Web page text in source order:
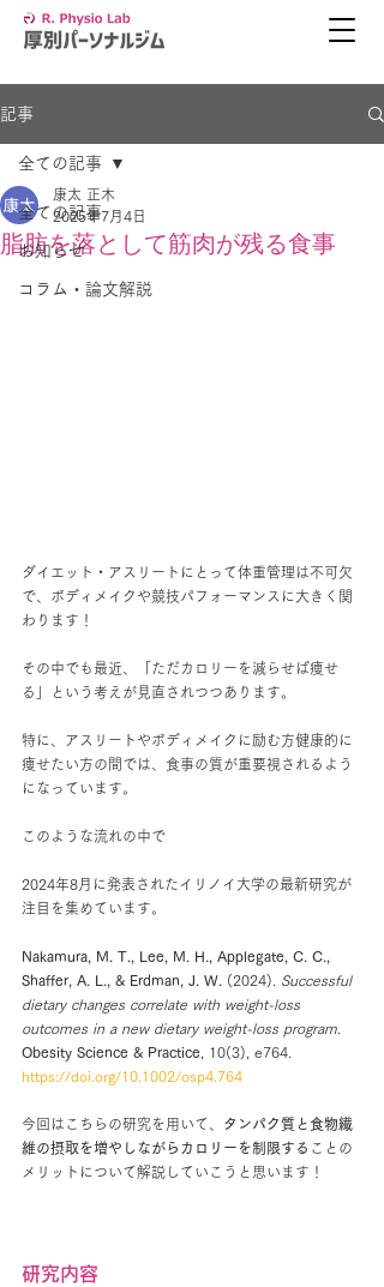
記事
全ての記事
お知らせ
コラム・論文解説
全ての記事
脂肪を落として筋肉が残る食事
康太 正木
2025年7月4日
ダイエット・アスリートにとって体重管理は不可欠
で、ボディメイクや競技パフォーマンスに大きく関
わります！
その中でも最近、「ただカロリーを減らせば痩せ
る」という考えが見直されつつあります。
特に、アスリートやボディメイクに励む方健康的に
痩せたい方の間では、食事の質が重要視されるよう
になっています。
このような流れの中で
2024年8月に発表されたイリノイ大学の最新研究が
注目を集めています。
Nakamura, M. T., Lee, M. H., Applegate, C. C.,
Shaffer, A. L., & Erdman, J. W.
(2024). Successful
dietary changes correlate with weight-loss
outcomes in a new dietary weight-loss program
Obesity Science & Practice , 10(3), e764.
https://doi.org/10.1002/osp4.764
今回はこちらの研究を用いて、 タンパク質と食物繊
維の摂取を増やしながらカロリーを制限する ことの
メリットについて解説していこうと思います！
研究内容